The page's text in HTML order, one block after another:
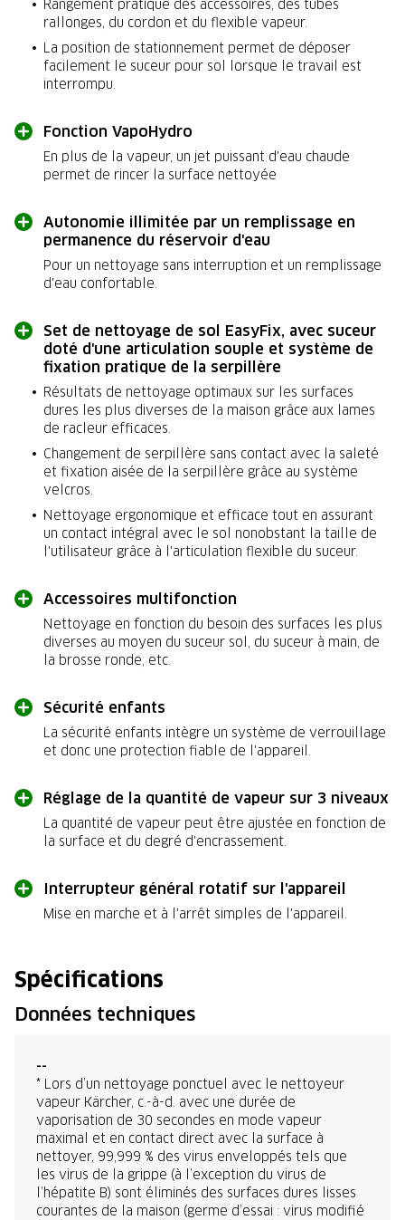
Rangement pratique des accessoires, des tubes
rallonges, du cordon et du flexible vapeur.
La position de stationnement permet de déposer
facilement le suceur pour sol lorsque le travail est
interrompu.
Fonction VapoHydro
En plus de la vapeur, un jet puissant d'eau chaude
permet de rincer la surface nettoyée
Autonomie illimitée par un remplissage en
permanence du réservoir d'eau
Pour un nettoyage sans interruption et un remplissage
d'eau confortable.
Set de nettoyage de sol EasyFix, avec suceur
doté d'une articulation souple et système de
fixation pratique de la serpillère
Résultats de nettoyage optimaux sur les surfaces
dures les plus diverses de la maison grâce aux lames
de racleur efficaces.
Changement de serpillère sans contact avec la saleté
et fixation aisée de la serpillère grâce au système
velcros.
Nettoyage ergonomique et efficace tout en assurant
un contact intégral avec le sol nonobstant la taille de
l'utilisateur grâce à l'articulation flexible du suceur.
Accessoires multifonction
Nettoyage en fonction du besoin des surfaces les plus
diverses au moyen du suceur sol, du suceur à main, de
la brosse ronde, etc.
Sécurité enfants
La sécurité enfants intègre un système de verrouillage
et donc une protection fiable de l'appareil.
Réglage de la quantité de vapeur sur 3 niveaux
La quantité de vapeur peut être ajustée en fonction de
la surface et du degré d'encrassement.
Interrupteur général rotatif sur l'appareil
Mise en marche et à l'arrêt simples de l'appareil.
Spécifications
Données techniques
--
* Lors d’un nettoyage ponctuel avec le nettoyeur
vapeur Kärcher, c.-à-d. avec une durée de
vaporisation de 30 secondes en mode vapeur
maximal et en contact direct avec la surface à
nettoyer, 99,999 % des virus enveloppés tels que
les virus de la grippe (à l’exception du virus de
l’hépatite B) sont éliminés des surfaces dures lisses
courantes de la maison (germe d’essai : virus modifié